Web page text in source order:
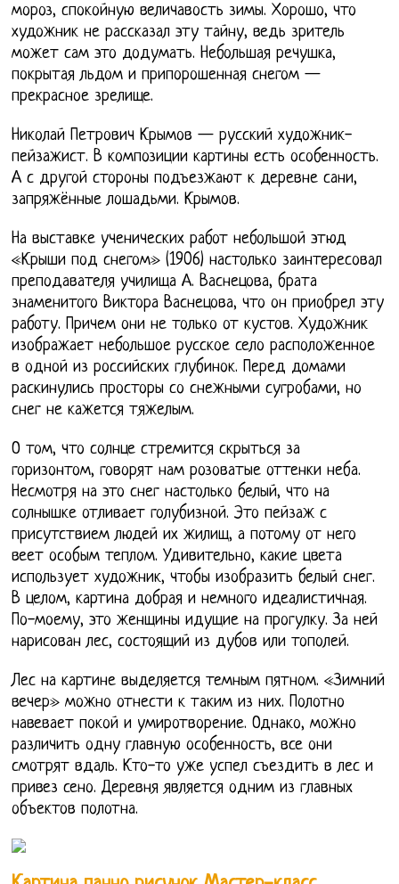
мороз, спокойную величавость зимы. Хорошо, что
художник не рассказал эту тайну, ведь зритель
может сам это додумать. Небольшая речушка,
покрытая льдом и припорошенная снегом —
прекрасное зрелище.
Николай Петрович Крымов — русский художник-
пейзажист. В композиции картины есть особенность.
А с другой стороны подъезжают к деревне сани,
запряжённые лошадьми. Крымов.
На выставке ученических работ небольшой этюд
«Крыши под снегом» (1906) настолько заинтересовал
преподавателя училища А. Васнецова, брата
знаменитого Виктора Васнецова, что он приобрел эту
работу. Причем они не только от кустов. Художник
изображает небольшое русское село расположенное
в одной из российских глубинок. Перед домами
раскинулись просторы со снежными сугробами, но
снег не кажется тяжелым.
О том, что солнце стремится скрыться за
горизонтом, говорят нам розоватые оттенки неба.
Несмотря на это снег настолько белый, что на
солнышке отливает голубизной. Это пейзаж с
присутствием людей их жилищ, а потому от него
веет особым теплом. Удивительно, какие цвета
использует художник, чтобы изобразить белый снег.
В целом, картина добрая и немного идеалистичная.
По-моему, это женщины идущие на прогулку. За ней
нарисован лес, состоящий из дубов или тополей.
Лес на картине выделяется темным пятном. «Зимний
вечер» можно отнести к таким из них. Полотно
навевает покой и умиротворение. Однако, можно
различить одну главную особенность, все они
смотрят вдаль. Кто-то уже успел съездить в лес и
привез сено. Деревня является одним из главных
объектов полотна.